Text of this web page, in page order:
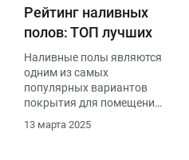
Рейтинг наливных
полов: ТОП лучших
Наливные полы являются
одним из самых
популярных вариантов
покрытия для помещений
долговечности,
13 марта 2025